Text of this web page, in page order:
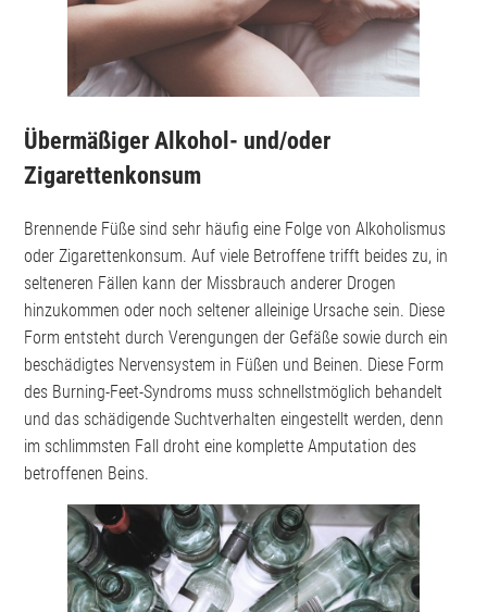
Übermäßiger Alkohol- und/oder
Zigarettenkonsum
Brennende Füße sind sehr häufig eine Folge von Alkoholismus
oder Zigarettenkonsum. Auf viele Betroffene trifft beides zu, in
selteneren Fällen kann der Missbrauch anderer Drogen
hinzukommen oder noch seltener alleinige Ursache sein. Diese
Form entsteht durch Verengungen der Gefäße sowie durch ein
beschädigtes Nervensystem in Füßen und Beinen. Diese Form
des Burning-Feet-Syndroms muss schnellstmöglich behandelt
und das schädigende Suchtverhalten eingestellt werden, denn
im schlimmsten Fall droht eine komplette Amputation des
betroffenen Beins.